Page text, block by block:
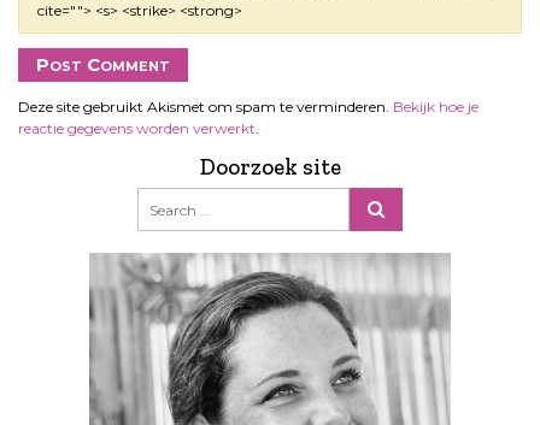
cite=""> <s> <strike> <strong>
Deze site gebruikt Akismet om spam te verminderen. Bekijk hoe je
reactie gegevens worden verwerkt.
Doorzoek site